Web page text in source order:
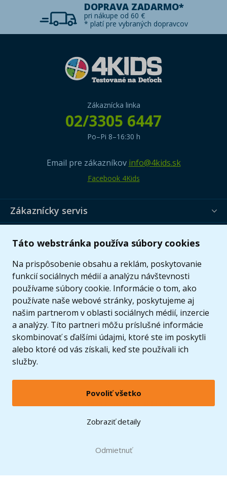
Táto webstránka používa súbory cookies
Na prispôsobenie obsahu a reklám, poskytovanie
funkcií sociálnych médií a analýzu návštevnosti
používame súbory cookie. Informácie o tom, ako
používate naše webové stránky, poskytujeme aj
našim partnerom v oblasti sociálnych médií, inzercie
a analýzy. Títo partneri môžu príslušné informácie
skombinovať s ďalšími údajmi, ktoré ste im poskytli
alebo ktoré od vás získali, keď ste používali ich
služby.
Povoliť všetko
Zobraziť detaily
Odmietnuť
DOPRAVA ZADARMO*
pri nákupe od 60 €
* platí pre vybraných dopravcov
Zákaznícka linka
02/3305 6447
Po–Pi 8–16:30 h
Email pre zákazníkov info@4kids.sk
Facebook 4Kids
Zákaznícky servis
© 2005 - 2026 Copyright 4kids.sk
LEGO, logo LEGO a minifigúrka sú ochrannými známkami spoločnosti LEGO Group. ©
2024 The LEGO Group.
Zobraziť verziu pre desktop
Doprava zadarmopri nákupe od